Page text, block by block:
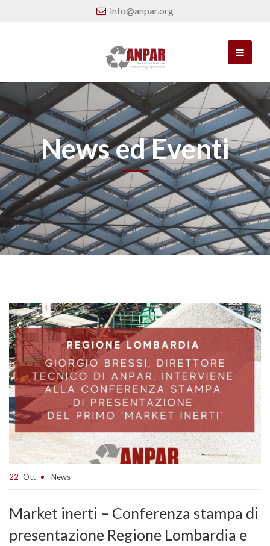
info@anpar.org
News ed Eventi
22 Ott News
Market inerti – Conferenza stampa di
presentazione Regione Lombardia e